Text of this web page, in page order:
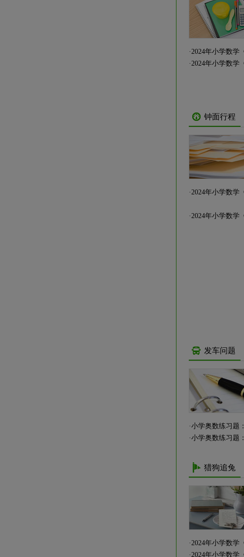
·2024年小学数学
·2024年小学数学
钟面行程
·2024年小学数学
·2024年小学数学
发车问题
·小学奥数练习题
·小学奥数练习题
猎狗追兔
·2024年小学数学
·2024年小学数学